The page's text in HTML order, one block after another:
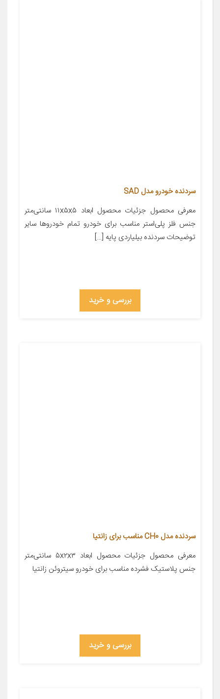
سردنده خودرو مدل SAD
معرفی محصول جزئیات محصول ابعاد ۱۱x۵x۵ سانتی‌متر
جنس فلز پلی‌استر مناسب برای خودرو تمام خودروها سایر
توضیحات سردنده بیلیاردی پایه […]
بررسی و خرید
سردنده مدل CH0 مناسب برای زانتیا
معرفی محصول جزئیات محصول ابعاد ۵x۲x۳ سانتی‌متر
جنس پلاستیک فشرده مناسب برای خودرو سیتروئن زانتیا
بررسی و خرید